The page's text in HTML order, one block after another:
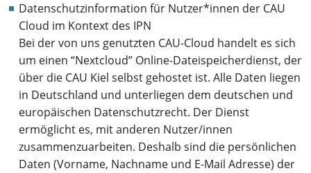
Datenschutzinformation für Nutzer*innen der CAU
Cloud im Kontext des IPN
Bei der von uns genutzten CAU-Cloud handelt es sich
um einen “Nextcloud” Online-Dateispeicherdienst, der
über die CAU Kiel selbst gehostet ist. Alle Daten liegen
in Deutschland und unterliegen dem deutschen und
europäischen Datenschutzrecht. Der Dienst
ermöglicht es, mit anderen Nutzer/innen
zusammenzuarbeiten. Deshalb sind die persönlichen
Daten (Vorname, Nachname und E-Mail Adresse) der